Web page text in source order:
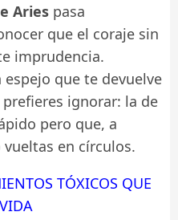
Aries pasa
que el coraje sin
imprudencia.
que te devuelve
ignorar: la de
pero que, a
en círculos.
TÓXICOS QUE